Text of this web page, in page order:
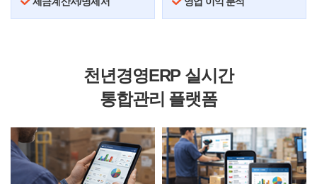
천년경영ERP 실시간
통합관리 플랫폼